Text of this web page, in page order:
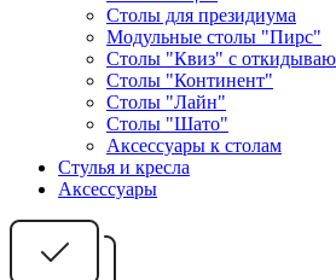
Столы для президиума
Модульные столы "Пирс"
Столы "Квиз" с
Столы "Континент"
Столы "Лайн"
Столы "Шато"
Аксессуары к столам
Стулья и кресла
Аксессуары